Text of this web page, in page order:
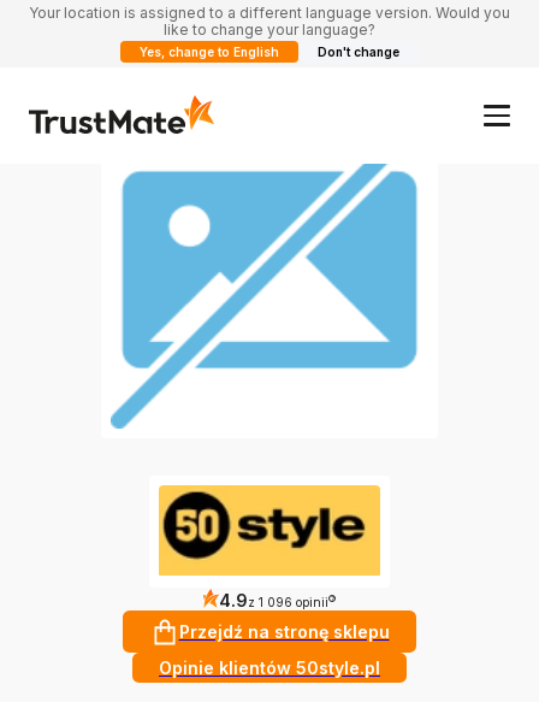
Your location is assigned to a different language version. Would you
like to change your language?
Yes, change to English Don't change
4.9z 1 096 opinii ?
Przejdź na stronę sklepu
Opinie klientów 50style.pl